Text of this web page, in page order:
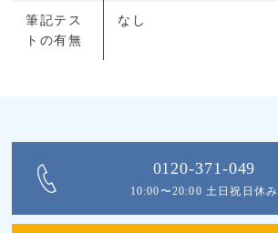
筆記テス
トの有無
なし
0120-371-049
10:00〜20:00 土日祝日休み